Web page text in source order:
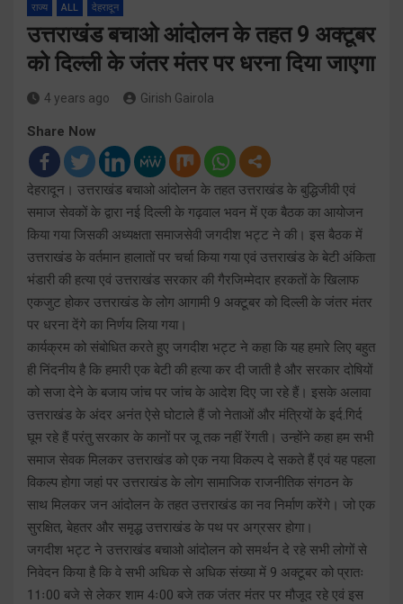
राज्य ALL देहरादून
उत्तराखंड बचाओ आंदोलन के तहत 9 अक्टूबर
को दिल्ली के जंतर मंतर पर धरना दिया जाएगा
4 years ago Girish Gairola
Share Now
देहरादून। उत्तराखंड बचाओ आंदोलन के तहत उत्तराखंड के बुद्धिजीवी एवं
समाज सेवकों के द्वारा नई दिल्ली के गढ़वाल भवन में एक बैठक का आयोजन
किया गया जिसकी अध्यक्षता समाजसेवी जगदीश भट्ट ने की। इस बैठक में
उत्तराखंड के वर्तमान हालातों पर चर्चा किया गया एवं उत्तराखंड के बेटी अंकिता
भंडारी की हत्या एवं उत्तराखंड सरकार की गैरजिम्मेदार हरकतों के खिलाफ
एकजुट होकर उत्तराखंड के लोग आगामी 9 अक्टूबर को दिल्ली के जंतर मंतर
पर धरना देंगे का निर्णय लिया गया।
कार्यक्रम को संबोधित करते हुए जगदीश भट्ट ने कहा कि यह हमारे लिए बहुत
ही निंदनीय है कि हमारी एक बेटी की हत्या कर दी जाती है और सरकार दोषियों
को सजा देने के बजाय जांच पर जांच के आदेश दिए जा रहे हैं। इसके अलावा
उत्तराखंड के अंदर अनंत ऐसे घोटाले हैं जो नेताओं और मंत्रियों के इर्द.गिर्द
घूम रहे हैं परंतु सरकार के कानों पर जू तक नहीं रेंगती। उन्होंने कहा हम सभी
समाज सेवक मिलकर उत्तराखंड को एक नया विकल्प दे सकते हैं एवं यह पहला
विकल्प होगा जहां पर उत्तराखंड के लोग सामाजिक राजनीतिक संगठन के
साथ मिलकर जन आंदोलन के तहत उत्तराखंड का नव निर्माण करेंगे। जो एक
सुरक्षित, बेहतर और समृद्ध उत्तराखंड के पथ पर अग्रसर होगा।
जगदीश भट्ट ने उत्तराखंड बचाओ आंदोलन को समर्थन दे रहे सभी लोगों से
निवेदन किया है कि वे सभी अधिक से अधिक संख्या में 9 अक्टूबर को प्रातः
11ः00 बजे से लेकर शाम 4ः00 बजे तक जंतर मंतर पर मौजूद रहे एवं इस